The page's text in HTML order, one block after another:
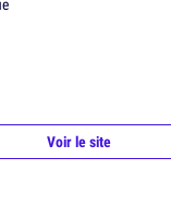
Voir le site